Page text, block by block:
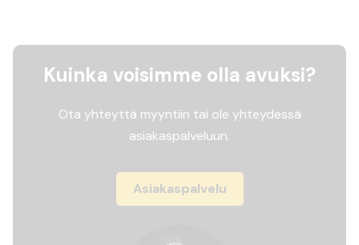
Kuinka voisimme olla avuksi?
Ota yhteyttä myyntiin tai ole yhteydessä
asiakaspalveluun.
Asiakaspalvelu